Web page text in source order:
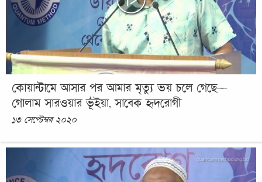
কোয়ান্টামে আসার পর আমার মৃত্যু ভয় চলে গেছে—
গোলাম সারওয়ার ভূঁইয়া, সাবেক হৃদরোগী
১৩ সেপ্টেম্বর ২০২০